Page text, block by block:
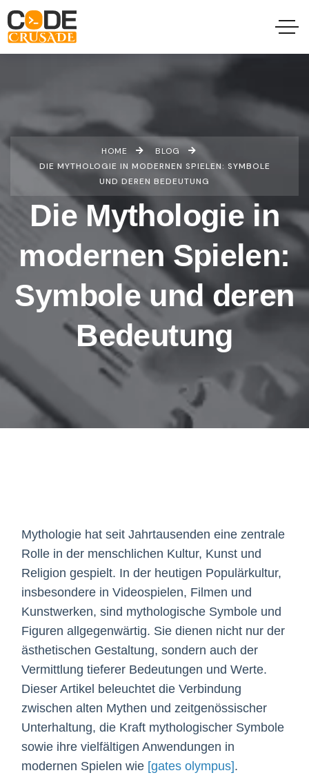
HOME
BLOG
DIE MYTHOLOGIE IN MODERNEN SPIELEN: SYMBOLE
UND DEREN BEDEUTUNG
Die Mythologie in
modernen Spielen:
Symbole und deren
Bedeutung
Mythologie hat seit Jahrtausenden eine zentrale
Rolle in der menschlichen Kultur, Kunst und
Religion gespielt. In der heutigen Populärkultur,
insbesondere in Videospielen, Filmen und
Kunstwerken, sind mythologische Symbole und
Figuren allgegenwärtig. Sie dienen nicht nur der
ästhetischen Gestaltung, sondern auch der
Vermittlung tieferer Bedeutungen und Werte.
Dieser Artikel beleuchtet die Verbindung
zwischen alten Mythen und zeitgenössischer
Unterhaltung, die Kraft mythologischer Symbole
sowie ihre vielfältigen Anwendungen in
modernen Spielen wie [gates olympus].